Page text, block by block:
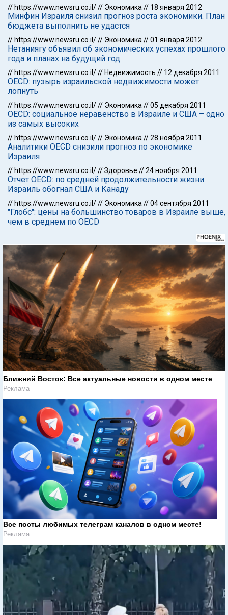
// https://www.newsru.co.il/// Экономика // 18 января 2012
Минфин Израиля снизил прогноз роста экономики. План
бюджета выполнить не удастся
// https://www.newsru.co.il/// Экономика //01 января 2012
Нетаниягу объявил об экономических успехах прошлого
года и планах на будущий год
// https://www.newsru.co.il/// Недвижимость // 12 декабря 2011
OECD: пузырь израильской недвижимости может
лопнуть
// https://www.newsru.co.il/// Экономика //05 декабря 2011
OECD: социальное неравенство в Израиле и США – одно
из самых высоких
// https://www.newsru.co.il/// Экономика //28 ноября 2011
Аналитики OECD снизили прогноз по экономике
Израиля
// https://www.newsru.co.il///Здоровье //24 ноября 2011
Отчет OECD: по средней продолжительности жизни
Израиль обогнал США и Канаду
// https://www.newsru.co.il/// Экономика //04 сентября 2011
"Глобс": цены на большинство товаров в Израиле выше,
чем в среднем по OECD
Ближний Восток: Все актуальные новости в одном месте
Реклама
Все посты любимых телеграм каналов в одном месте!
Реклама